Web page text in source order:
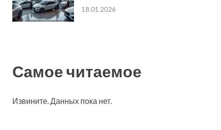
18.01.2026
Самое читаемое
Извините. Данных пока нет.